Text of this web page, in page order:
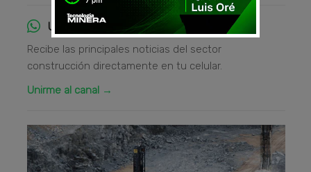
Únete al canal de WhatsApp
Recibe las principales noticias del sector
construcción directamente en tu celular.
Unirme al canal →